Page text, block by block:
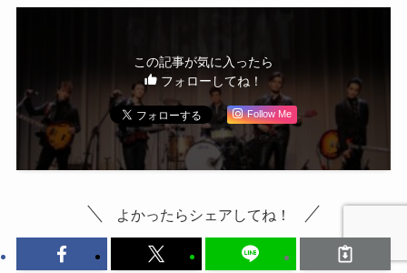
この記事が気に入ったら
フォローしてね！
Follow Me
よかったらシェアしてね！